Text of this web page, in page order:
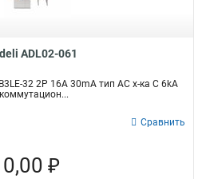
ADL02-061
32 2P 16A 30mA тип AC х-ка С 6kA
Сравнить
0,00 ₽